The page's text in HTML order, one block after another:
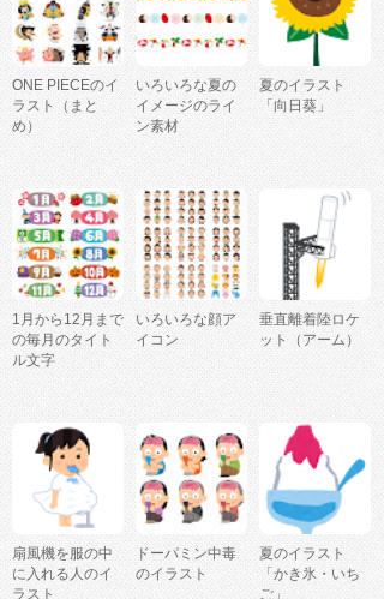
ONE PIECEのイ
ラスト（まと
め）
いろいろな夏の
イメージのライ
ン素材
夏のイラスト
「向日葵」
1月から12月まで
の毎月のタイト
ル文字
いろいろな顔ア
イコン
垂直離着陸ロケ
ット（アーム）
扇風機を服の中
に入れる人のイ
ラスト
ドーパミン中毒
のイラスト
夏のイラスト
「かき氷・いち
ご」